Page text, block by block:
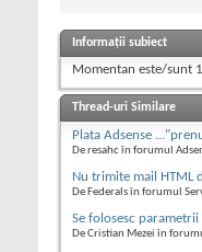
Informații subiect
Momentan este/sunt
Thread-uri Similare
Plata Adsense
De resahc în forumul
Nu trimite mail HTML
De Federals în forumul
Se folosesc
De Cristian Mezei în